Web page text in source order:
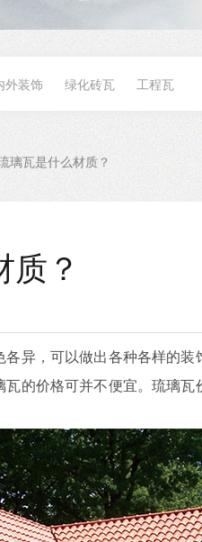
外装饰 绿化砖瓦 工程瓦
璃瓦是什么材质？
？
异，可以做出各种各样的装
的价格可并不便宜。琉璃